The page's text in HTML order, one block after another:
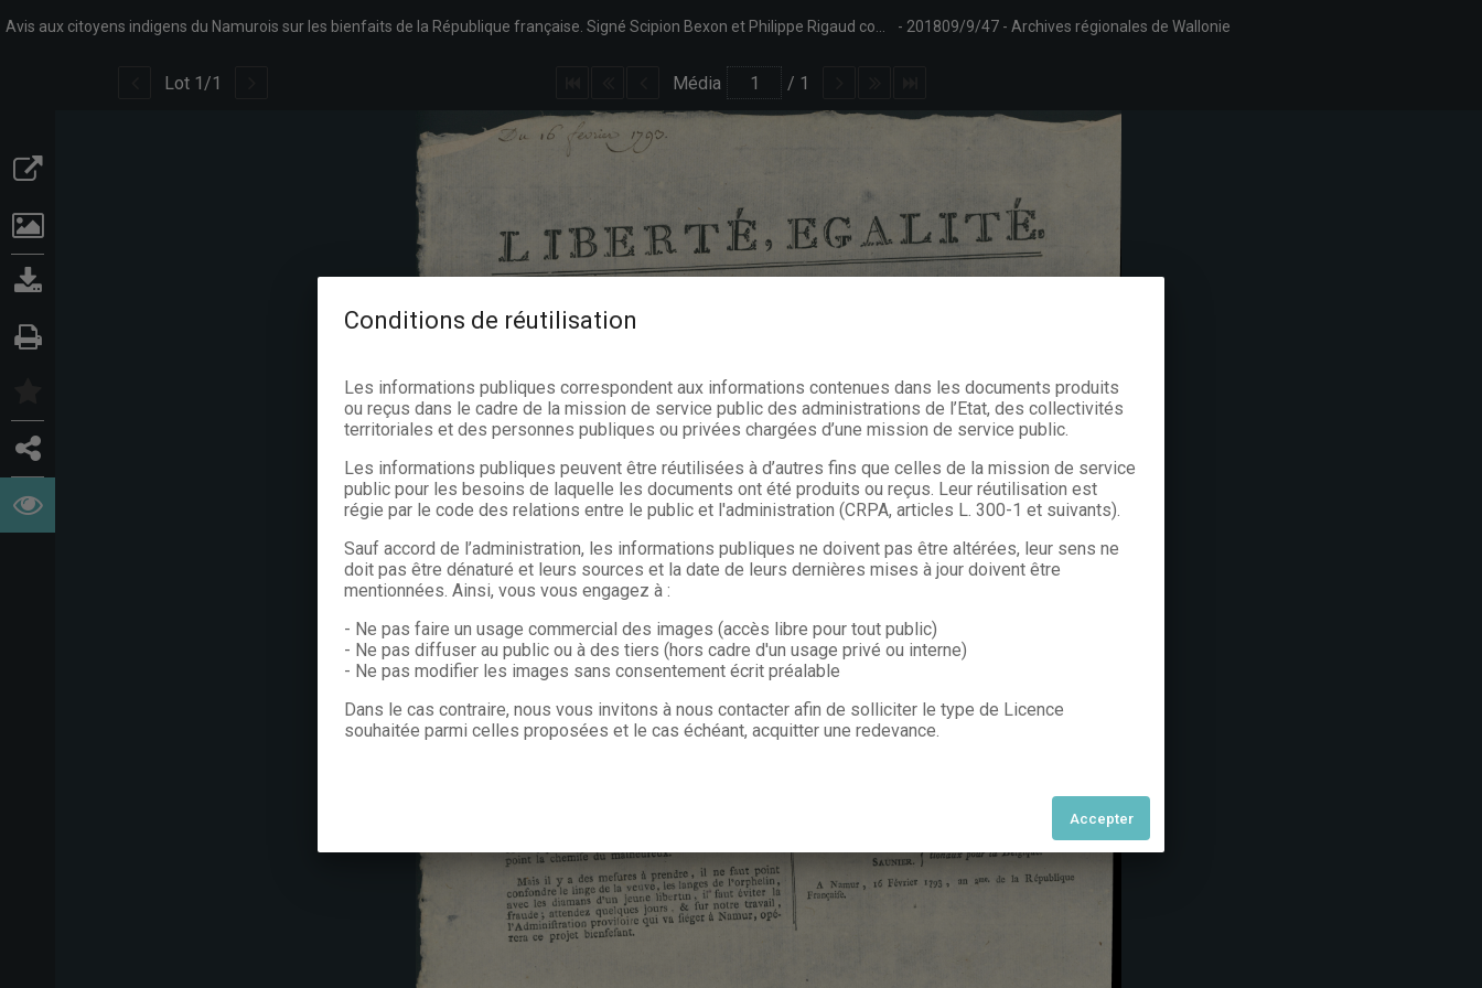
201809/9/47 Archives régionales de Wallonie
Lot 1 /1 Média / 1
Conditions de réutilisation
Les informations publiques correspondent aux informations contenues dans les documents produits
ou reçus dans le cadre de la mission de service public des administrations de l’Etat, des collectivités
territoriales et des personnes publiques ou privées chargées d’une mission de service public.
Les informations publiques peuvent être réutilisées à d’autres fins que celles de la mission de service
public pour les besoins de laquelle les documents ont été produits ou reçus. Leur réutilisation est
régie par le code des relations entre le public et l'administration (CRPA, articles L. 300-1 et suivants).
Sauf accord de l’administration, les informations publiques ne doivent pas être altérées, leur sens ne
doit pas être dénaturé et leurs sources et la date de leurs dernières mises à jour doivent être
mentionnées. Ainsi, vous vous engagez à :
- Ne pas faire un usage commercial des images (accès libre pour tout public)
- Ne pas diffuser au public ou à des tiers (hors cadre d'un usage privé ou interne)
- Ne pas modifier les images sans consentement écrit préalable
Dans le cas contraire, nous vous invitons à nous contacter afin de solliciter le type de Licence
souhaitée parmi celles proposées et le cas échéant, acquitter une redevance.